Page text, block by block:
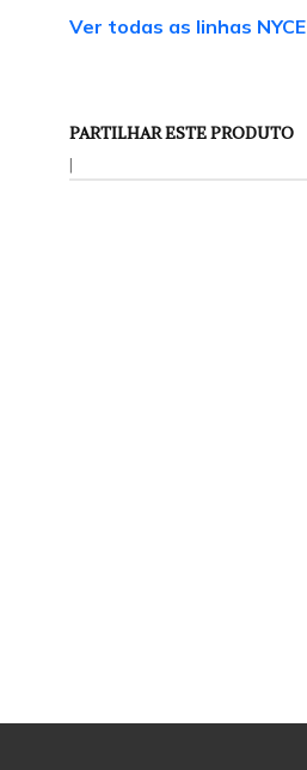
Ver todas as linhas NYCE
PARTILHAR ESTE PRODUTO
|